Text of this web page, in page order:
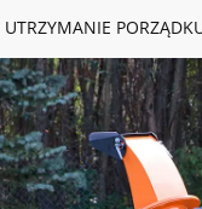
UTRZYMANIE